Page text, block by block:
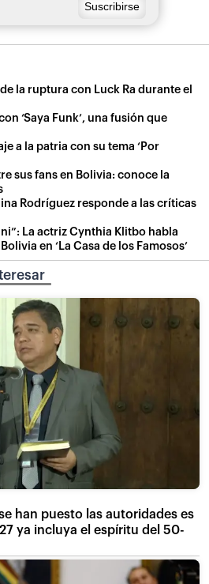
la ruptura con Luck Ra durante el
‘Saya Funk’, una fusión que
a la patria con su tema ‘Por
sus fans en Bolivia: conoce la
Rodríguez responde a las críticas
La actriz Cynthia Klitbo habla
en ‘La Casa de los Famosos’
han puesto las autoridades es
ya incluya el espíritu del 50-